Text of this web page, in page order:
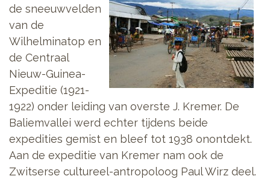
de sneeuwvelden
van de
Wilhelminatop en
de Centraal
Nieuw-Guinea-
Expeditie (1921-
1922) onder leiding van overste J. Kremer. De
Baliemvallei werd echter tijdens beide
expedities gemist en bleef tot 1938 onontdekt.
Aan de expeditie van Kremer nam ook de
Zwitserse cultureel-antropoloog Paul Wirz deel.